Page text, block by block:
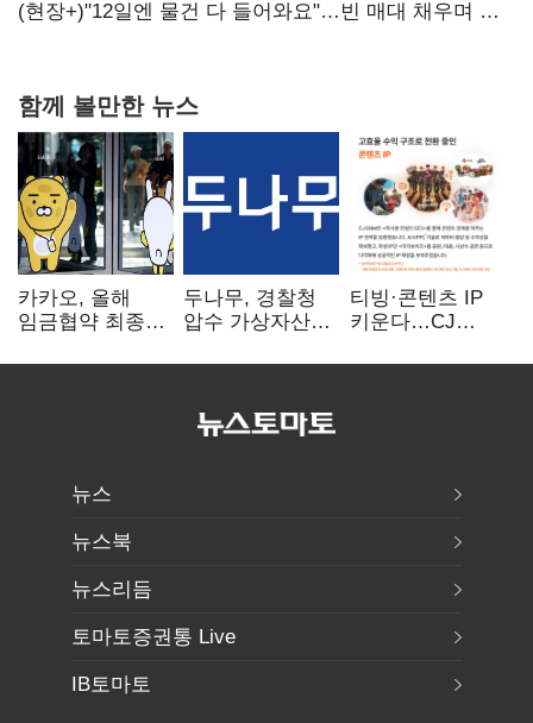
20억 키맞추기
(현장+)"12일엔 물건 다 들어와요"…빈 매대 채우며 문
함께 볼만한 뉴스
카카오, 올해
임금협약 최종
인상·격려금
두나무, 경찰청
압수 가상자산
커스터디 사업
티빙·콘텐츠 IP
키운다…CJ
글로벌 확장 가속
뉴스
뉴스북
뉴스리듬
토마토증권통 Live
IB토마토